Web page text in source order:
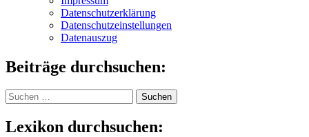
Datenschutzerklärung
Datenschutzeinstellungen
Datenauszug
Beiträge durchsuchen:
Suchen
nach:
Lexikon durchsuchen: